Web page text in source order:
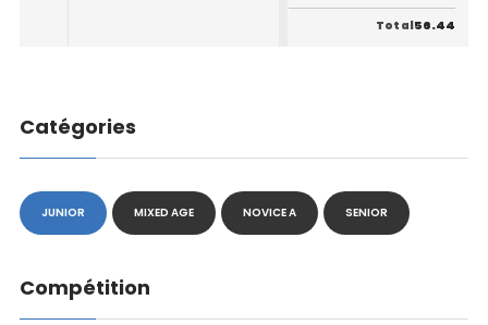
Total56.44
Catégories
JUNIOR MIXED AGE NOVICE A SENIOR
Compétition